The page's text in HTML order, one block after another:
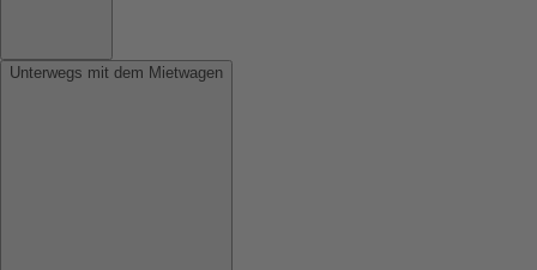
Unterwegs mit dem Mietwagen